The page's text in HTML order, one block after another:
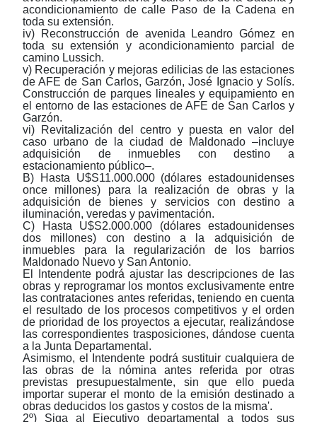
acondicionamiento de calle Paso de la Cadena en
toda su extensión.
iv) Reconstrucción de avenida Leandro Gómez en
toda su extensión y acondicionamiento parcial de
camino Lussich.
v) Recuperación y mejoras edilicias de las estaciones
de AFE de San Carlos, Garzón, José Ignacio y Solís.
Construcción de parques lineales y equipamiento en
el entorno de las estaciones de AFE de San Carlos y
Garzón.
vi) Revitalización del centro y puesta en valor del
caso urbano de la ciudad de Maldonado ‒incluye
adquisición de inmuebles con destino a
estacionamiento público‒.
B) Hasta U$S11.000.000 (dólares estadounidenses
once millones) para la realización de obras y la
adquisición de bienes y servicios con destino a
iluminación, veredas y pavimentación.
C) Hasta U$S2.000.000 (dólares estadounidenses
dos millones) con destino a la adquisición de
inmuebles para la regularización de los barrios
Maldonado Nuevo y San Antonio.
El Intendente podrá ajustar las descripciones de las
obras y reprogramar los montos exclusivamente entre
las contrataciones antes referidas, teniendo en cuenta
el resultado de los procesos competitivos y el orden
de prioridad de los proyectos a ejecutar, realizándose
las correspondientes trasposiciones, dándose cuenta
a la Junta Departamental.
Asimismo, el Intendente podrá sustituir cualquiera de
las obras de la nómina antes referida por otras
previstas presupuestalmente, sin que ello pueda
importar superar el monto de la emisión destinado a
obras deducidos los gastos y costos de la misma'.
2º) Siga al Ejecutivo departamental a todos sus